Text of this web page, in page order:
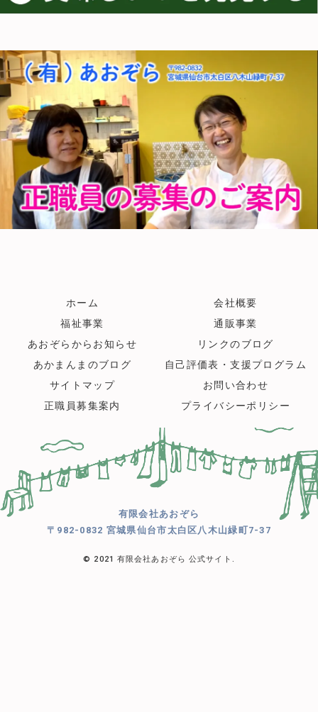
ホーム
会社概要
福祉事業
通販事業
あおぞらからお知らせ
リンクのブログ
あかまんまのブログ
自己評価表・支援プログラム
サイトマップ
お問い合わせ
正職員募集案内
プライバシーポリシー
有限会社あおぞら
〒982-0832 宮城県仙台市太白区八木山緑町7-37
© 2021 有限会社あおぞら 公式サイト.